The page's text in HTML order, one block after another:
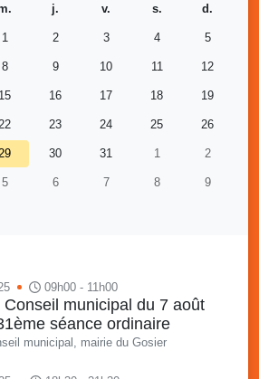
j. v. s. d.
1 2 3 4 5
8 9 10 11 12
15 16 17 18 19
22 23 24 25 26
29 30 31 1 2
5 6 7 8 9
09h00 - 11h00
Conseil municipal du 7 août
séance ordinaire
municipal, mairie du Gosier